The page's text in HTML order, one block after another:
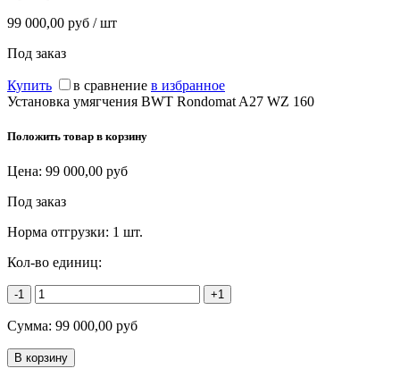
99 000,00 руб / шт
Под заказ
Купить в сравнение в избранное
Установка умягчения BWT Rondomat A27 WZ 160
Положить товар в корзину
Цена: 99 000,00 руб
Под заказ
Норма отгрузки: 1 шт.
Кол-во единиц:
-1 +1
Сумма: 99 000,00 руб